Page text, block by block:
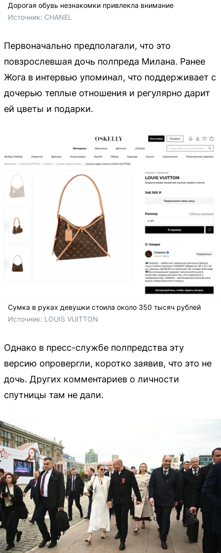
Дорогая обувь незнакомки привлекла внимание
Источник: CHANEL
Первоначально предполагали, что это
повзрослевшая дочь полпреда Милана. Ранее
Жога в интервью упоминал, что поддерживает с
дочерью теплые отношения и регулярно дарит
ей цветы и подарки.
Сумка в руках девушки стоила около 350 тысяч рублей
Источник: LOUIS VUITTON
Однако в пресс-службе полпредства эту
версию опровергли, коротко заявив, что это не
дочь. Других комментариев о личности
спутницы там не дали.